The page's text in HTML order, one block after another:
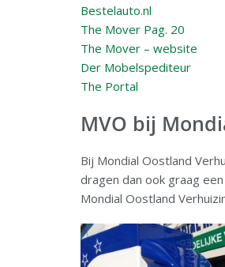
Bestelauto.nl
The Mover Pag. 20
The Mover – website
Der Mobelspediteur
The Portal
MVO bij
Bij Mondial Oostland
dragen dan ook graag
Mondial Oostland